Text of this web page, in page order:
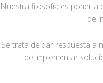
Nuestra filosofía es poner a
de
Se trata de dar respuesta a
de implementar